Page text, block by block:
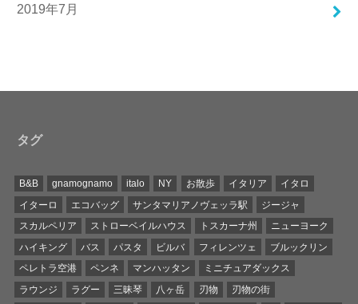
2019年7月
タグ
B&B gnamognamo italo NY お散歩 イタリア
イタロ
イターロ
エコバッグ サンタマリアノヴェッラ駅
ジージャ
スカルペリア
ストローベイルハウス トスカーナ州
ニューヨーク
ハイキング
バス パスタ ビルバ フィレンツェ
ブルックリン
ペレトラ空港
ペンネ マンハッタン
ミニチュアダックス
ラウンジ
ラグー 三昧琴 八ヶ岳 刃物
刃物の街